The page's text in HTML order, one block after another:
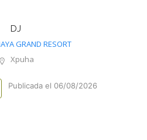
DJ
GRAND RESORT
Xpuha
Publicada el 06/08/2026